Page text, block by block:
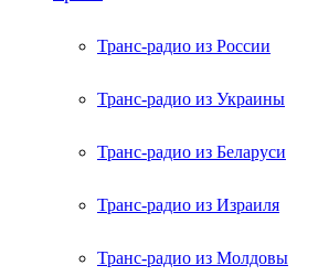
Транс-радио из России
Транс-радио из Украины
Транс-радио из Беларуси
Транс-радио из Израиля
Транс-радио из Молдовы